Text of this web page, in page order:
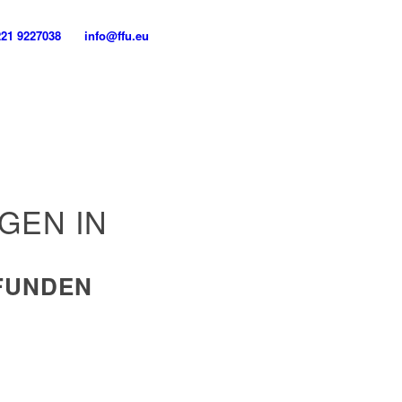
9227038 info@ffu.eu
IN